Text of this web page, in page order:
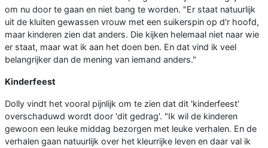
om nu door te gaan en niet bang te worden. "Er staat natuurlijk
uit de kluiten gewassen vrouw met een suikerspin op d'r hoofd,
maar kinderen zien dat anders. Die kijken helemaal niet naar wie
er staat, maar wat ik aan het doen ben. En dat vind ik veel
belangrijker dan de mening van iemand anders."
Kinderfeest
Dolly vindt het vooral pijnlijk om te zien dat dit 'kinderfeest'
overschaduwd wordt door 'dit gedrag'. "Ik wil de kinderen
gewoon een leuke middag bezorgen met leuke verhalen. En de
verhalen gaan natuurlijk over het kleurrijke leven en daar val ik